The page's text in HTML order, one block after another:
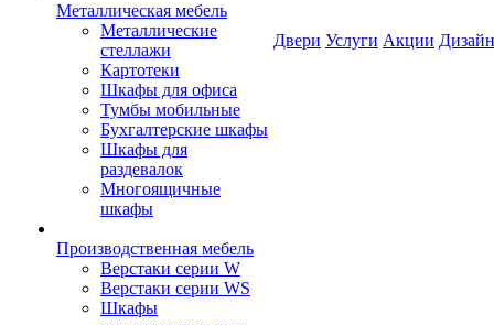
Металлическая мебель
Металлические
стеллажи
Картотеки
Шкафы для офиса
Тумбы мобильные
Бухгалтерские шкафы
Шкафы для
раздевалок
Многоящичные
шкафы
Производственная мебель
Верстаки серии W
Верстаки серии WS
Шкафы
Двери Услуги Акции